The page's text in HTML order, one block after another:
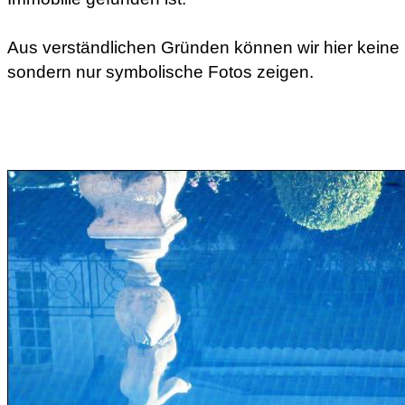
Aus verständlichen Gründen können wir hier
sondern nur symbolische Fotos zeigen.